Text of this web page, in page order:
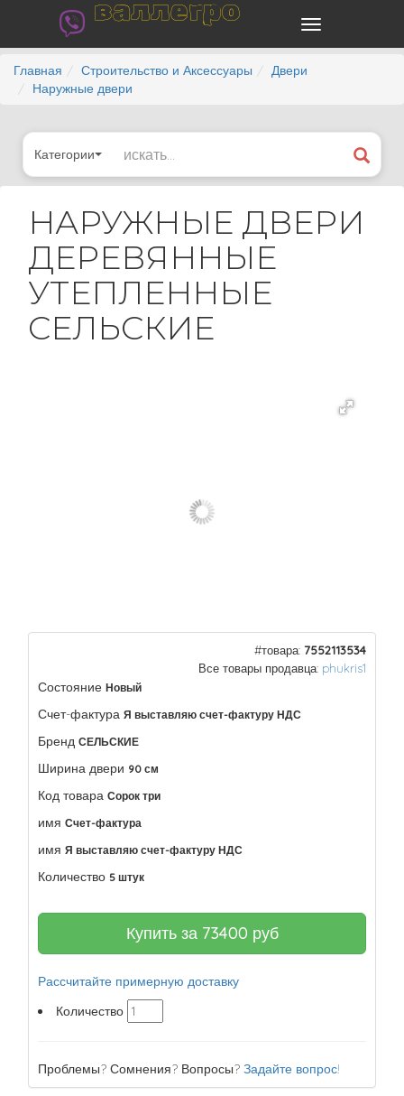
валлегро
Главная Строительство и Аксессуары
Двери
Наружные двери
Категории
НАРУЖНЫЕ ДВЕРИ
ДЕРЕВЯННЫЕ
УТЕПЛЕННЫЕ
СЕЛЬСКИЕ
#товара: 7552113534
Все товары продавца: phukris1
Состояние Новый
Счет-фактура Я выставляю счет-фактуру НДС
Бренд СЕЛЬСКИЕ
Ширина двери 90 см
Код товара Сорок три
имя Счет-фактура
имя Я выставляю счет-фактуру НДС
Количество 5 штук
Купить за 73400 руб
Рассчитайте примерную доставку
Количество
Проблемы? Сомнения? Вопросы? Задайте вопрос!